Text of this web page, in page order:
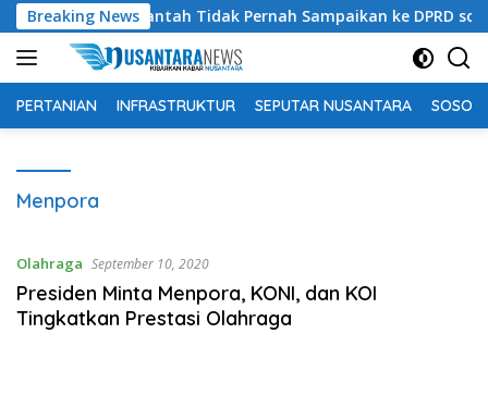
Langsung
ke
konten
Breaking News
Flotim Bantah Tidak Pernah Sampaikan ke DPRD soal
PERTANIAN INFRASTRUKTUR SEPUTAR NUSANTARA SOSOK
Menpora
Olahraga September 10, 2020
Presiden Minta Menpora, KONI, dan KOI
Tingkatkan Prestasi Olahraga